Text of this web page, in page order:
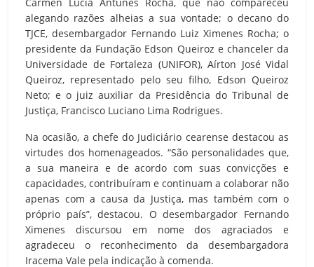
alegando razões alheias a sua vontade; o decano do
TJCE, desembargador Fernando Luiz Ximenes Rocha; o
presidente da Fundação Edson Queiroz e chanceler da
Universidade de Fortaleza (UNIFOR), Aírton José Vidal
Queiroz, representado pelo seu filho, Edson Queiroz
Neto; e o juiz auxiliar da Presidência do Tribunal de
Justiça, Francisco Luciano Lima Rodrigues.
Na ocasião, a chefe do Judiciário cearense destacou as
virtudes dos homenageados. “São personalidades que,
a sua maneira e de acordo com suas convicções e
capacidades, contribuíram e continuam a colaborar não
apenas com a causa da Justiça, mas também com o
próprio país”, destacou. O desembargador Fernando
Ximenes discursou em nome dos agraciados e
agradeceu o reconhecimento da desembargadora
Iracema Vale pela indicação à comenda.